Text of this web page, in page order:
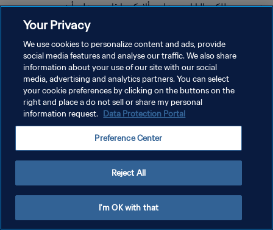
عصر جديد للكرة اليابانية، وعليهم ألا يكونوا قاسيين على أنفسهم بعد
إدارة تفضيلات ملفات تعريف الارتباط
Your Privacy
We use cookies to personalize content and ads, provide
social media features and analyse our traffic. We also share
information about your use of our site with our social
media, advertising and analytics partners. You can select
your cookie preferences by clicking on the buttons on the
right and place a do not sell or share my personal
information request. Data Protection Portal
Preference Center
Reject All
I'm OK with that